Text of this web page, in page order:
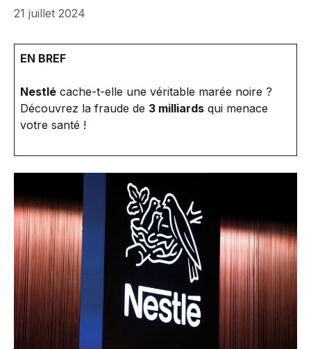
21 juillet 2024
EN BREF
Nestlé cache-t-elle une véritable marée noire ?
Découvrez la fraude de 3 milliards qui menace
votre santé !